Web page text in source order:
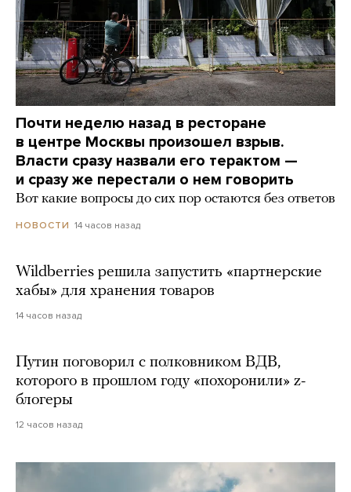
Почти неделю назад в ресторане
в центре Москвы произошел взрыв.
Власти сразу назвали его терактом —
и сразу же перестали о нем говорить
Вот какие вопросы до сих пор остаются без ответов
НОВОСТИ 14 часов назад
Wildberries решила запустить «партнерские
хабы» для хранения товаров
14 часов назад
Путин поговорил с полковником ВДВ,
которого в прошлом году «похоронили» z-
блогеры
12 часов назад